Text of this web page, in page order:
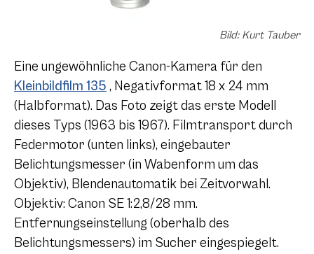
Bild: Kurt Tauber
Eine ungewöhnliche Canon-Kamera für den
Kleinbildfilm 135 , Negativformat 18 x 24 mm
(Halbformat). Das Foto zeigt das erste Modell
dieses Typs (1963 bis 1967). Filmtransport durch
Federmotor (unten links), eingebauter
Belichtungsmesser (in Wabenform um das
Objektiv), Blendenautomatik bei Zeitvorwahl.
Objektiv: Canon SE 1:2,8/28 mm.
Entfernungseinstellung (oberhalb des
Belichtungsmessers) im Sucher eingespiegelt.